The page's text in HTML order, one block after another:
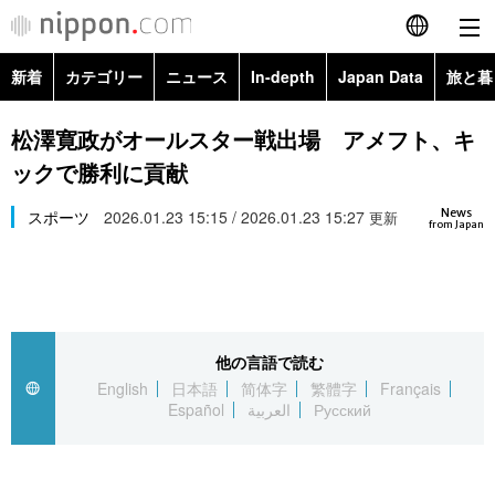
English
简体字
Русский
カテゴリー
経済・ビジネス
国際
トップ
アーカイブ
In-depth
Japan Data
新着 カテゴリー ニュース In-depth Japan Data 旅と
政治・外交
経済・ビジネス
Topics
松澤寛政がオールスター戦出場 アメフト、キ
ックで勝利に貢献
News
from Japan
スポーツ 2026.01.23 15:15 / 2026.01.23 15:27 更新
他の言語で読む
English
日本語 简体字 繁體字
Français
Español
العربية Русский